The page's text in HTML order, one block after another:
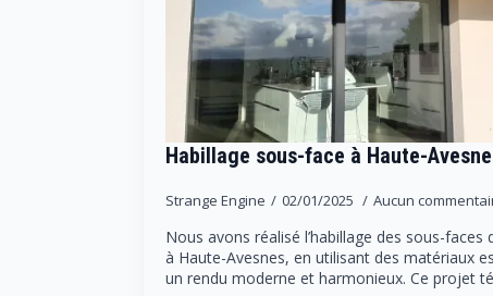
Habillage sous-face à Haute-
Strange Engine 02/01/2025 Aucun
Nous avons réalisé l’habillage des sous-faces
à Haute-Avesnes, en utilisant des matériaux
un rendu moderne et harmonieux. Ce projet